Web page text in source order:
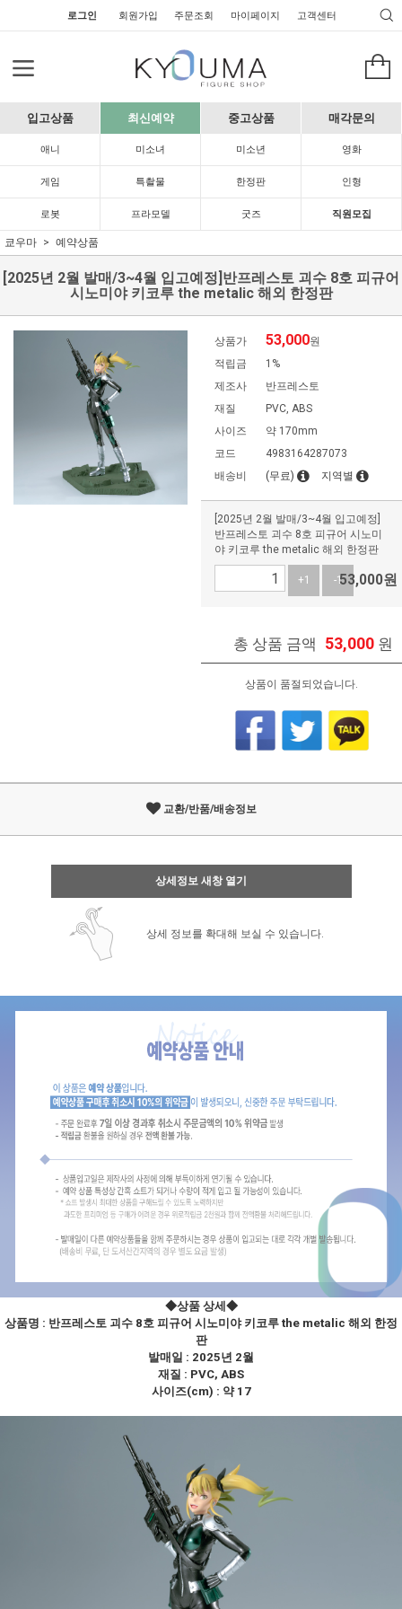
로그인 회원가입 주문조회 마이페이지 고객센터
입고상품 최신예약 중고상품 매각문의
애니 미소녀 미소년 영화
게임 특촬물 한정판 인형
로봇 프라모델 굿즈 직원모집
쿄우마 예약상품
[2025년 2월 발매/3~4월 입고예정]반프레스토 괴수 8호 피규어
시노미야 키코루 the metalic 해외 한정판
상품가 53,000원
적립금
1%
제조사
반프레스토
재질
PVC, ABS
사이즈
약 170mm
코드
4983164287073
배송비
(무료) 지역별
[2025년 2월 발매/3~4월 입고예정]
반프레스토 괴수 8호 피규어 시노미
야 키코루 the metalic 해외 한정판
+1 -153,000원
총 상품 금액 53,000 원
상품이 품절되었습니다.
교환/반품/배송정보
상세정보 새창 열기
상세 정보를 확대해 보실 수 있습니다.
◆상품 상세◆
상품명 : 반프레스토 괴수 8호 피규어 시노미야 키코루 the metalic 해외 한정
판
발매일 : 2025년 2월
재질 : PVC, ABS
사이즈(cm) : 약 17